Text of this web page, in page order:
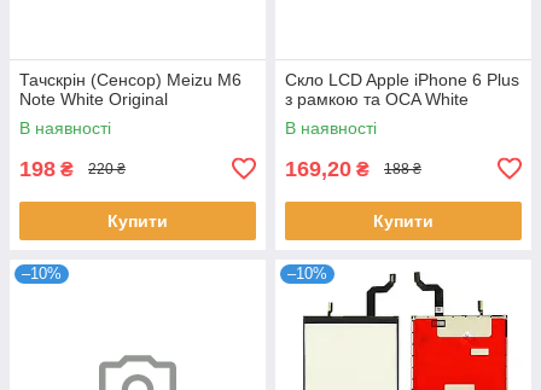
Тачскрін (Сенсор) Meizu M6
Note White Original
В наявності
198 ₴ 220 ₴
Купити
Скло LCD Apple iPhone 6 Plus
з рамкою та OCA White
В наявності
169,20 ₴ 188 ₴
Купити
–10% –10%